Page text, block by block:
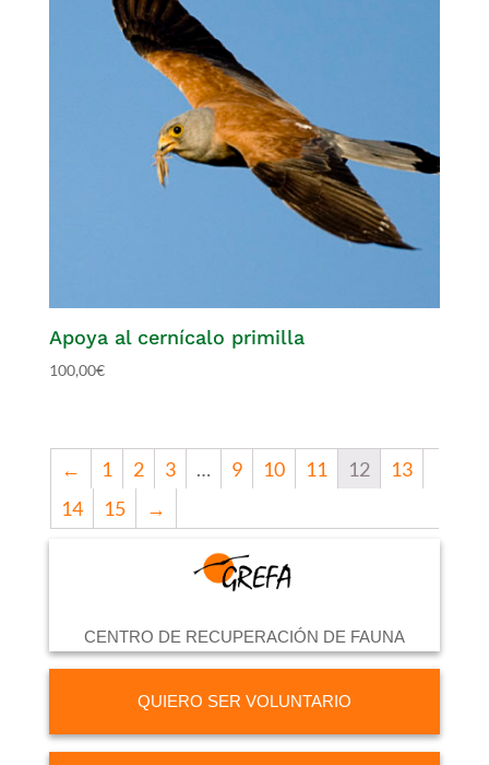
Apoya al cernícalo primilla
100,00€
← 1 2 3 … 9 10 11 12
13
14
15 →
CENTRO DE RECUPERACIÓN DE FAUNA
QUIERO SER VOLUNTARIO